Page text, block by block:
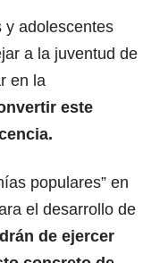
y adolescentes
a la juventud de
en la
este
populares” en
el desarrollo de
de ejercer